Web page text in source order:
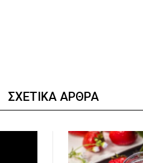
ΣΧΕΤΙΚΑ ΑΡΘΡΑ